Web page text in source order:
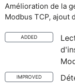
Amélioration de la
Modbus TCP, ajout
ADDED
IMPROVED